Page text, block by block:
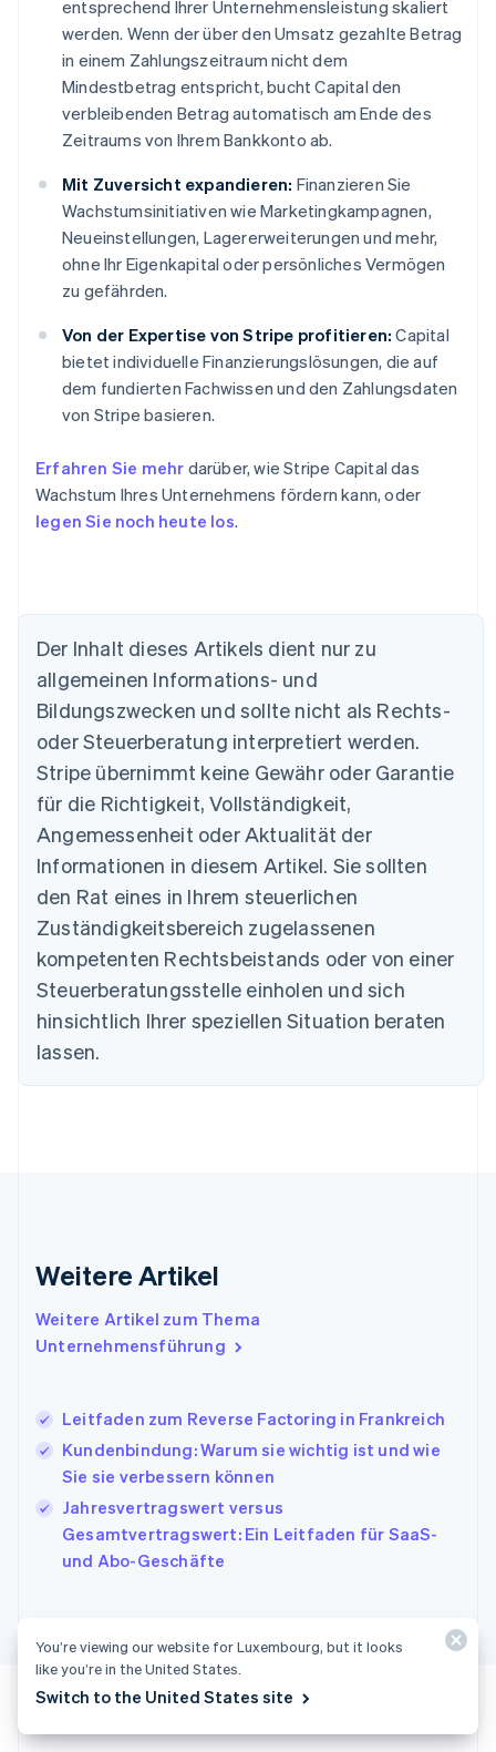
entsprechend Ihrer Unternehmensleistung skaliert
werden. Wenn der über den Umsatz gezahlte Betrag
in einem Zahlungszeitraum nicht dem
Mindestbetrag entspricht, bucht Capital den
verbleibenden Betrag automatisch am Ende des
Zeitraums von Ihrem Bankkonto ab.
Mit Zuversicht expandieren: Finanzieren Sie
Wachstumsinitiativen wie Marketingkampagnen,
Neueinstellungen, Lagererweiterungen und mehr,
ohne Ihr Eigenkapital oder persönliches Vermögen
zu gefährden.
Von der Expertise von Stripe profitieren: Capital
bietet individuelle Finanzierungslösungen, die auf
dem fundierten Fachwissen und den Zahlungsdaten
von Stripe basieren.
Erfahren Sie mehr darüber, wie Stripe Capital das
Wachstum Ihres Unternehmens fördern kann, oder
legen Sie noch heute los.
Der Inhalt dieses Artikels dient nur zu
allgemeinen Informations- und
Bildungszwecken und sollte nicht als Rechts-
oder Steuerberatung interpretiert werden.
Stripe übernimmt keine Gewähr oder Garantie
für die Richtigkeit, Vollständigkeit,
Angemessenheit oder Aktualität der
Informationen in diesem Artikel. Sie sollten
den Rat eines in Ihrem steuerlichen
Zuständigkeitsbereich zugelassenen
kompetenten Rechtsbeistands oder von einer
Steuerberatungsstelle einholen und sich
hinsichtlich Ihrer speziellen Situation beraten
lassen.
Weitere Artikel
Weitere Artikel zum Thema
Unternehmensführung
Leitfaden zum Reverse Factoring in Frankreich
Kundenbindung: Warum sie wichtig ist und wie
Sie sie verbessern können
Jahresvertragswert versus
Gesamtvertragswert: Ein Leitfaden für SaaS-
und Abo-Geschäfte
Australien
English
Belgien
Nederlands Français DeutschEnglish
Brasilien
PortuguêsEnglish
English
Dänemark
English
Deutschland
Deutsch English
Estland
Festlandchina
简体中文English
Finnland
English
Frankreich
Irland
Italien
Italiano English
EnglishFrançais
Kroatien
EnglishItaliano
English
Liechtenstein
DeutschEnglish
FrançaisDeutschEnglish
Malaysia
English 简体中文
English
You’re viewing our website for Luxembourg, but it looks
like you’re in the United States.
Switch to the United States site